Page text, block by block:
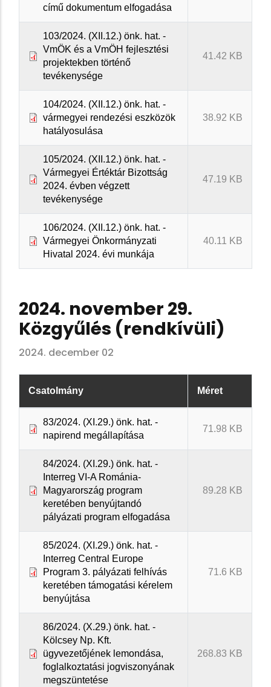
című dokumentum elfogadása
103/2024. (XII.12.) önk. hat. -
VmÖK és a VmÖH fejlesztési
projektekben történő
tevékenysége
41.42 KB
104/2024. (XII.12.) önk. hat. -
vármegyei rendezési eszközök
hatályosulása
38.92 KB
105/2024. (XII.12.) önk. hat. -
Vármegyei Értéktár Bizottság
2024. évben végzett
tevékenysége
47.19 KB
106/2024. (XII.12.) önk. hat. -
Vármegyei Önkormányzati
Hivatal 2024. évi munkája
40.11 KB
2024. november 29.
Közgyűlés (rendkívüli)
2024. december 02
Csatolmány Méret
83/2024. (XI.29.) önk. hat. -
napirend megállapítása
71.98 KB
84/2024. (XI.29.) önk. hat. -
Interreg VI-A Románia-
Magyarország program
keretében benyújtandó
pályázati program elfogadása
89.28 KB
85/2024. (XI.29.) önk. hat. -
Interreg Central Europe
Program 3. pályázati felhívás
keretében támogatási kérelem
benyújtása
71.6 KB
86/2024. (X.29.) önk. hat. -
Kölcsey Np. Kft.
ügyvezetőjének lemondása,
foglalkoztatási jogviszonyának
megszüntetése
268.83 KB